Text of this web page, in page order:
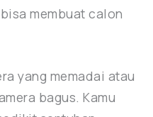
membuat calon
yang memadai atau
bagus. Kamu